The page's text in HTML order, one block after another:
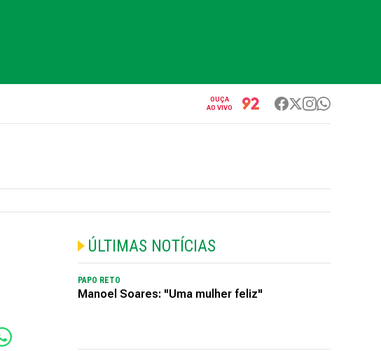
OUÇA
AO VIVO
ÚLTIMAS NOTÍCIAS
PAPO RETO
Manoel Soares: "Uma mulher feliz"